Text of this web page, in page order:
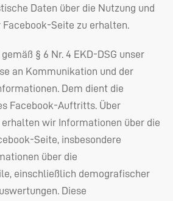
Daten über die Nutzung und
Facebook-Seite zu erhalten.
§ 6 Nr. 4 EKD-DSG unser
an Kommunikation und der
Dem dient die
Facebook-Auftritts. Über
erhalten wir Informationen über die
Seite, insbesondere
über die
einschließlich demografischer
Diese